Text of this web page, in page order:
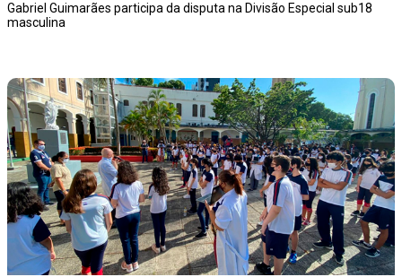
Gabriel Guimarães participa da disputa na Divisão Especial sub18
masculina